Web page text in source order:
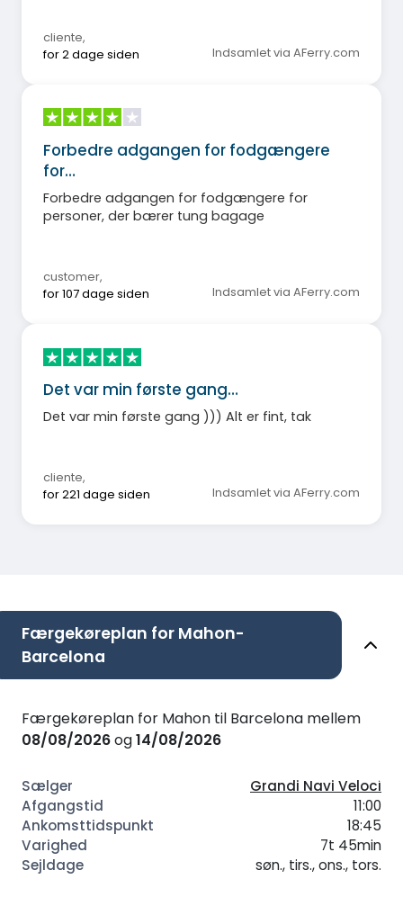
cliente,
for 2 dage siden
Indsamlet via AFerry.com
Forbedre adgangen for fodgængere
for…
Forbedre adgangen for fodgængere for
personer, der bærer tung bagage
customer,
for 107 dage siden
Indsamlet via AFerry.com
Det var min første gang…
Det var min første gang ))) Alt er fint, tak
cliente,
for 221 dage siden
Indsamlet via AFerry.com
Færgekøreplan for Mahon-
Barcelona
Færgekøreplan for Mahon til Barcelona mellem
08/08/2026og14/08/2026
Grandi Navi Veloci
11:00
18:45
7t 45min
søn., tirs., ons., tors.